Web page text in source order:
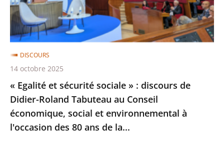
:
discours
de
Didier-
Roland
Tabuteau
au
Conseil
économique,
social
« Egalité et sécurité sociale » : discours de
Didier-Roland Tabuteau au Conseil
économique, social et environnemental à
l'occasion des 80 ans de la...
DISCOURS
14 octobre 2025